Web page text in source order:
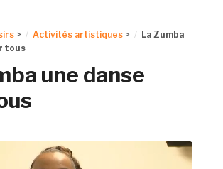
> Activités artistiques >
La Zumba
tous
une danse